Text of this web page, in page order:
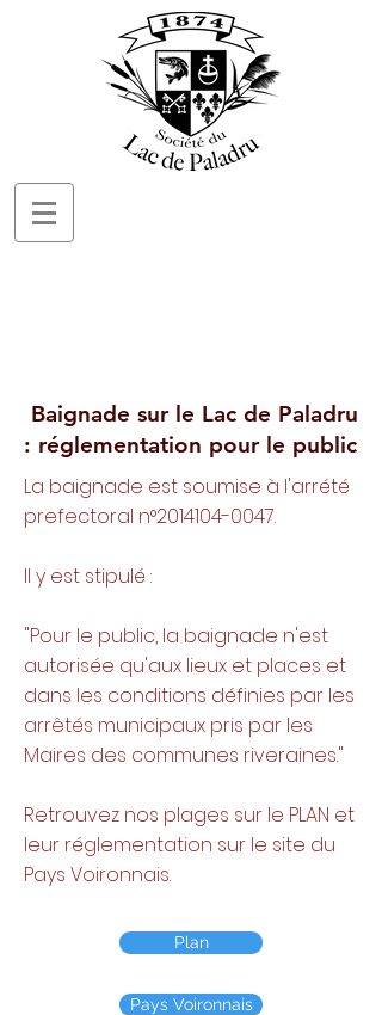
Baignade sur le Lac de Paladru
: réglementation pour le public
La baignade est soumise à l'arrété
prefectoral n°2014104-0047.
Il y est stipulé :
"Pour le public, la baignade n'est
autorisée qu'aux lieux et places et
dans les conditions définies par les
arrêtés municipaux pris par les
Maires des communes riveraines."
Retrouvez nos plages sur le PLAN et
leur réglementation sur le site du
Pays Voironnais.
Plan
Pays Voironnais